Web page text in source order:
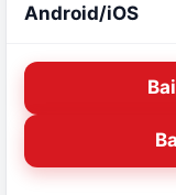
Android/iOS